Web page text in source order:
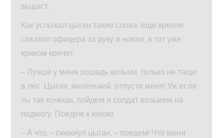
выдаст.
Как услыхал цыган такие слова, еще крепче
схватил офицера за руку и новел, а тот уже
криком кричит:
– Лучше у меня лошадь возьми, только не тащи
в лес. Цыган, миленький, отпусти меня! Уж если
ты так хочешь, пойдем и солдат возьмем на
подмогу. Поедем к князю.
– А что, – смекнул цыган, – поедем! Что меня